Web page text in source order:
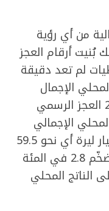
خالية من أي رؤية
بُنيت أرقام العجز
على معطيات لم تعد دقيقة
الإجمال
والتضخم، فقد قدّرت موازنة 2020 العجز الرسمي
المحلي الإجمالي
GDP الذي قدّرته بنحو 89298 مليار ليرة أي نحو 59.5
مليار دولار مع احتساب معدّل التضخّم 2.8 في المئة
على الناتج المحلي